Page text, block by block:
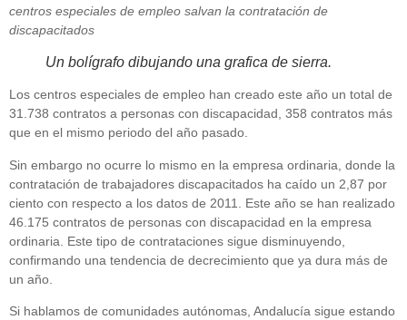
centros especiales de empleo salvan la contratación de
discapacitados
Un bolígrafo dibujando una grafica de sierra.
Los centros especiales de empleo han creado este año un total de
31.738 contratos a personas con discapacidad, 358 contratos más
que en el mismo periodo del año pasado.
Sin embargo no ocurre lo mismo en la empresa ordinaria, donde la
contratación de trabajadores discapacitados ha caído un 2,87 por
ciento con respecto a los datos de 2011. Este año se han realizado
46.175 contratos de personas con discapacidad en la empresa
ordinaria. Este tipo de contrataciones sigue disminuyendo,
confirmando una tendencia de decrecimiento que ya dura más de
un año.
Si hablamos de comunidades autónomas, Andalucía sigue estando